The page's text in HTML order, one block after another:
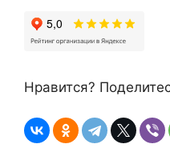
Нравится?